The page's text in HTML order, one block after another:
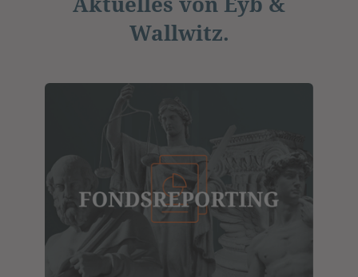
Wallwitz.